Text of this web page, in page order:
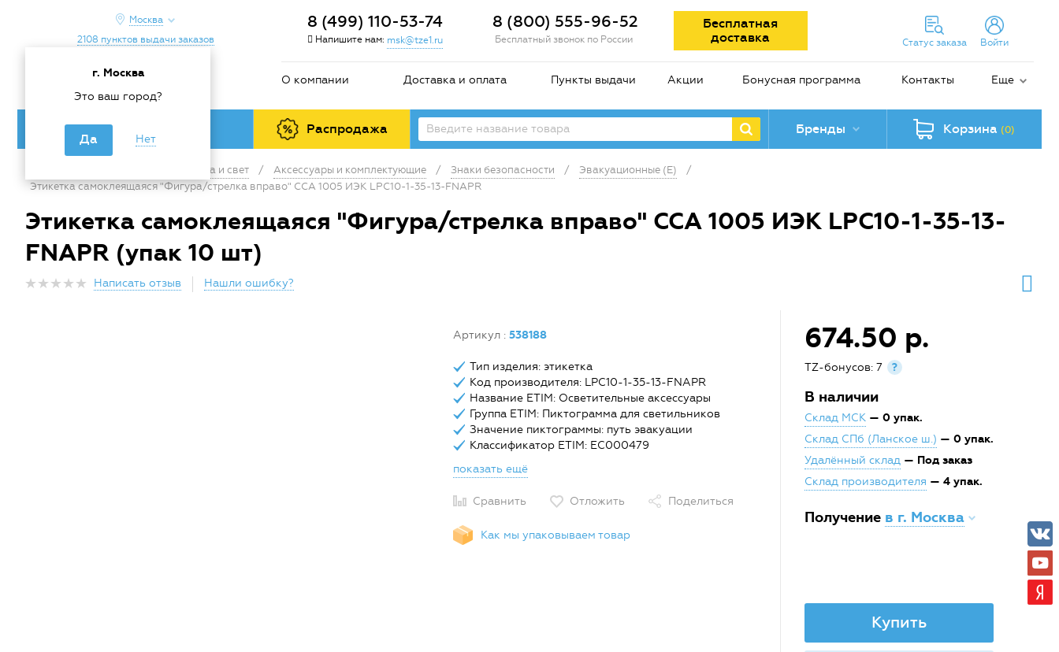
Москва
г. Москва
Это ваш город?
Да Нет
2108 пунктов выдачи заказов
8 (499) 110-53-74
Напишите нам: msk@tze1.ru
8 (800) 555-96-52
Бесплатный звонок по России
Бесплатная
доставка
Статус заказа Войти
О компании Доставка и оплата Пункты выдачи Акции Бонусная программа Контакты Еще
Каталог товаров Распродажа Бренды Корзина (0)
Электрика и свет / Аксессуары и комплектующие / Знаки безопасности / Эвакуационные (E)
/
Этикетка самоклеящаяся "Фигура/стрелка вправо" ССА 1005 ИЭК LPC10-1-35-13-FNAPR
Этикетка самоклеящаяся "Фигура/стрелка вправо" ССА 1005 ИЭК LPC10-1-35-13-
FNAPR (упак 10 шт)
Написать отзыв Нашли ошибку?
Артикул : 538188
Тип изделия: этикетка
Код производителя: LPC10-1-35-13-FNAPR
Название ETIM: Осветительные аксессуары
Группа ETIM: Пиктограмма для светильников
Значение пиктограммы: путь эвакуации
Классификатор ETIM: EC000479
показать ещё
Сравнить Отложить Поделиться
Как мы упаковываем товар
674.50 р.
TZ-бонусов: 7 ?
В наличии
Склад МСК — 0 упак.
Склад СПб (Ланское ш.) — 0 упак.
Удалённый склад — Под заказ
Склад производителя — 4 упак.
Получение в г. Москва
Купить